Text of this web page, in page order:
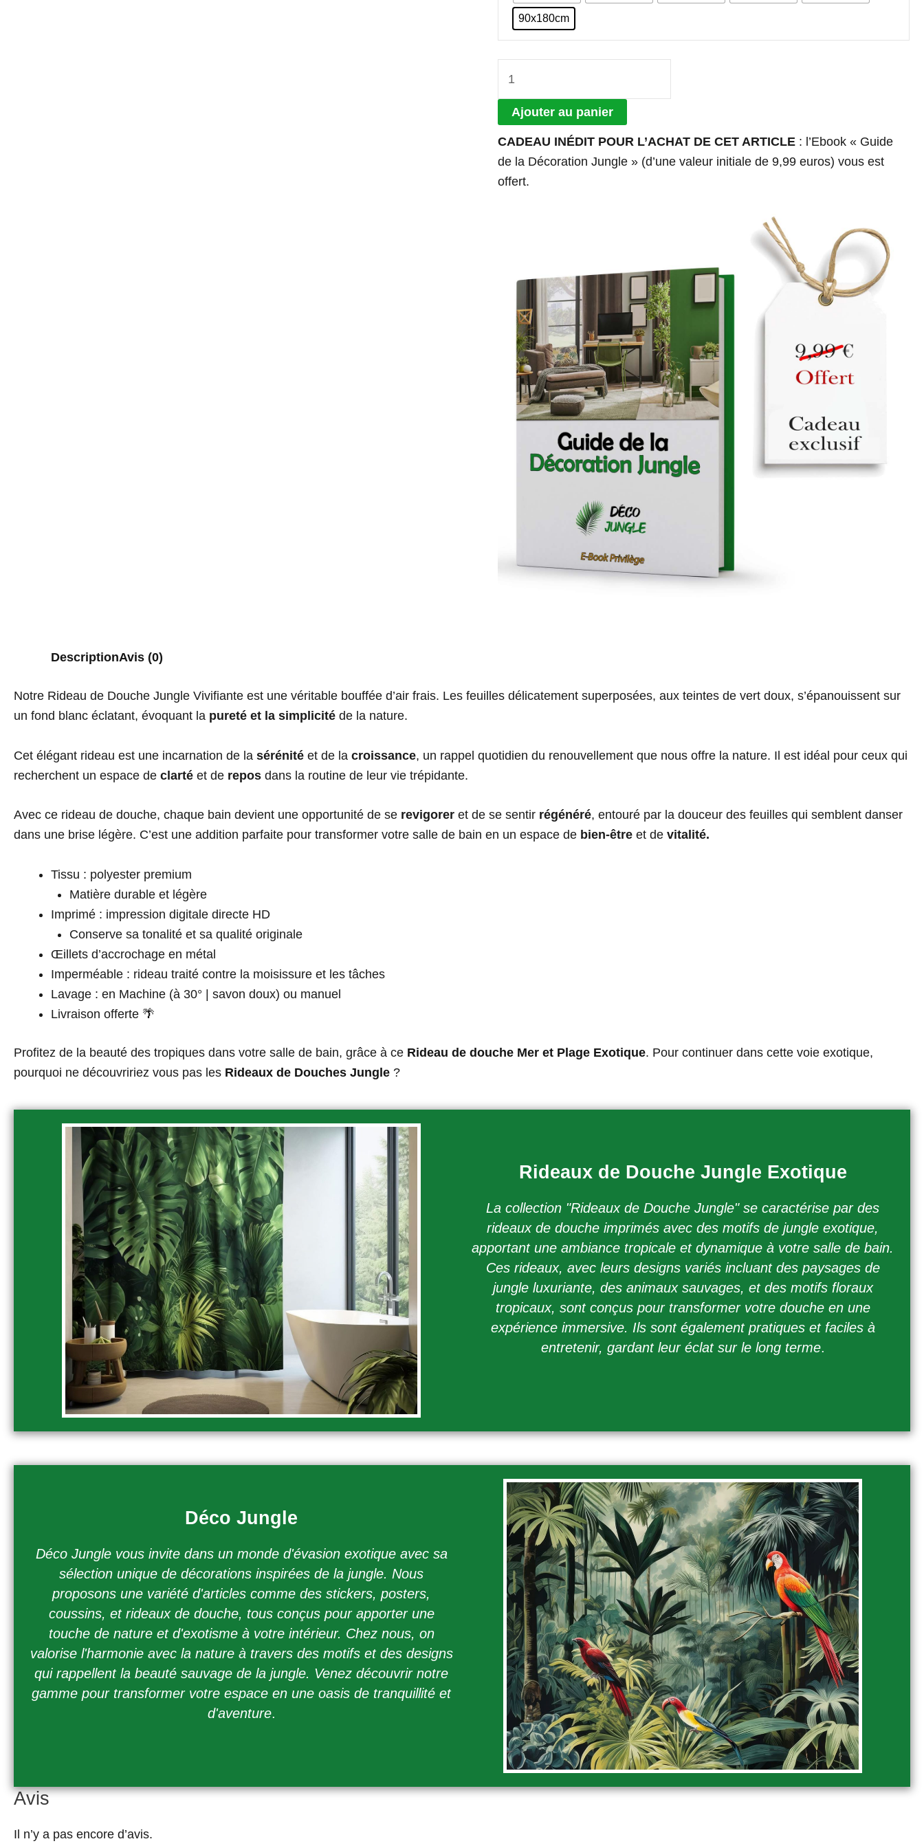
90x180cm
Ajouter au panier
CADEAU INÉDIT POUR L’ACHAT DE CET ARTICLE : l’Ebook « Guide
de la Décoration Jungle » (d’une valeur initiale de 9,99 euros) vous est
offert.
DescriptionAvis (0)
Notre Rideau de Douche Jungle Vivifiante est une véritable bouffée d’air frais. Les feuilles délicatement superposées, aux teintes de vert doux, s’épanouissent sur
un fond blanc éclatant, évoquant la pureté et la simplicité de la nature.
Cet élégant rideau est une incarnation de la sérénité et de la croissance, un rappel quotidien du renouvellement que nous offre la nature. Il est idéal pour ceux qui
recherchent un espace de clarté et de repos dans la routine de leur vie trépidante.
Avec ce rideau de douche, chaque bain devient une opportunité de se revigorer et de se sentir régénéré, entouré par la douceur des feuilles qui semblent danser
dans une brise légère. C’est une addition parfaite pour transformer votre salle de bain en un espace de bien-être et de vitalité.
Tissu : polyester premium
Matière durable et légère
Imprimé : impression digitale directe HD
Conserve sa tonalité et sa qualité originale
Œillets d’accrochage en métal
Imperméable : rideau traité contre la moisissure et les tâches
Lavage : en Machine (à 30° | savon doux) ou manuel
Livraison offerte 🌴
Profitez de la beauté des tropiques dans votre salle de bain, grâce à ce Rideau de douche Mer et Plage Exotique. Pour continuer dans cette voie exotique,
pourquoi ne découvririez vous pas les Rideaux de Douches Jungle ?
Rideaux de Douche Jungle Exotique
La collection "Rideaux de Douche Jungle" se caractérise par des
rideaux de douche imprimés avec des motifs de jungle exotique,
apportant une ambiance tropicale et dynamique à votre salle de bain.
Ces rideaux, avec leurs designs variés incluant des paysages de
jungle luxuriante, des animaux sauvages, et des motifs floraux
tropicaux, sont conçus pour transformer votre douche en une
expérience immersive. Ils sont également pratiques et faciles à
entretenir, gardant leur éclat sur le long terme.
Déco Jungle
Déco Jungle vous invite dans un monde d'évasion exotique avec sa
sélection unique de décorations inspirées de la jungle. Nous
proposons une variété d'articles comme des stickers, posters,
coussins, et rideaux de douche, tous conçus pour apporter une
touche de nature et d'exotisme à votre intérieur. Chez nous, on
valorise l'harmonie avec la nature à travers des motifs et des designs
qui rappellent la beauté sauvage de la jungle. Venez découvrir notre
gamme pour transformer votre espace en une oasis de tranquillité et
d'aventure.
Avis
Il n’y a pas encore d’avis.